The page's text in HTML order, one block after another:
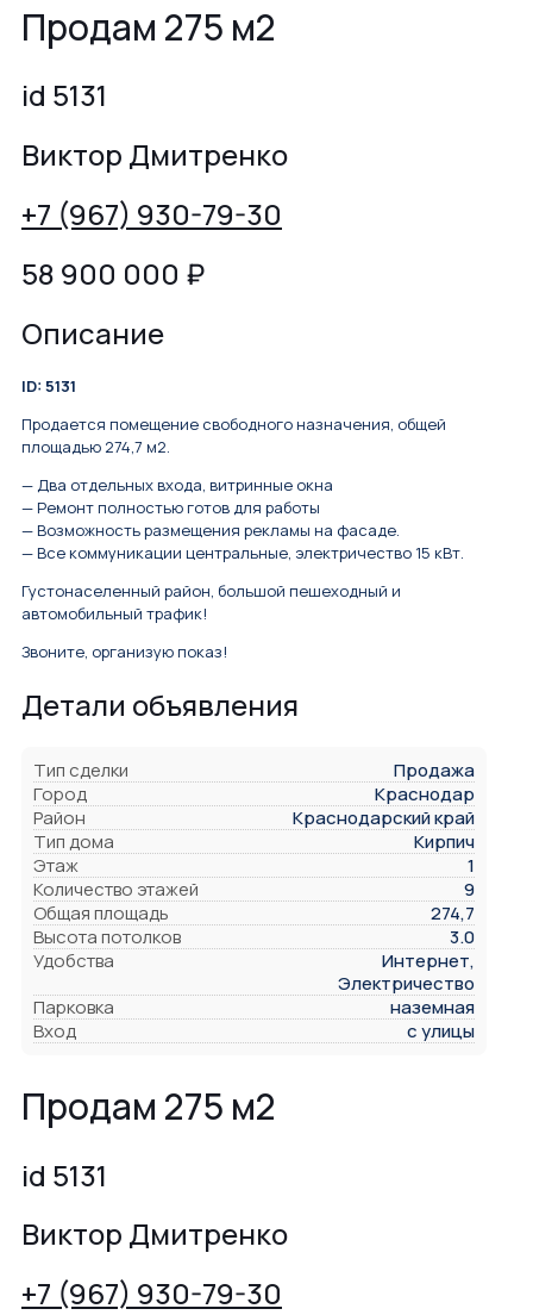
Продам 275 м2
id 5131
Виктор Дмитренко
+7 (967) 930-79-30
58 900 000 ₽
Описание
ID: 5131
Продается помещение свободного назначения, общей
площадью 274,7 м2.
— Два отдельных входа, витринные окна
— Ремонт полностью готов для работы
— Возможность размещения рекламы на фасаде.
— Все коммуникации центральные, электричество 15 кВт.
Густонаселенный район, большой пешеходный и
автомобильный трафик!
Звоните, организую показ!
Детали объявления
Тип сделки
Продажа
Город
Краснодар
Район
Краснодарский край
Тип дома
Кирпич
Этаж
1
Количество этажей
9
Общая площадь
274,7
Высота потолков
3.0
Удобства
Интернет,
Электричество
Парковка
наземная
Вход
с улицы
Продам 275 м2
id 5131
Виктор Дмитренко
+7 (967) 930-79-30